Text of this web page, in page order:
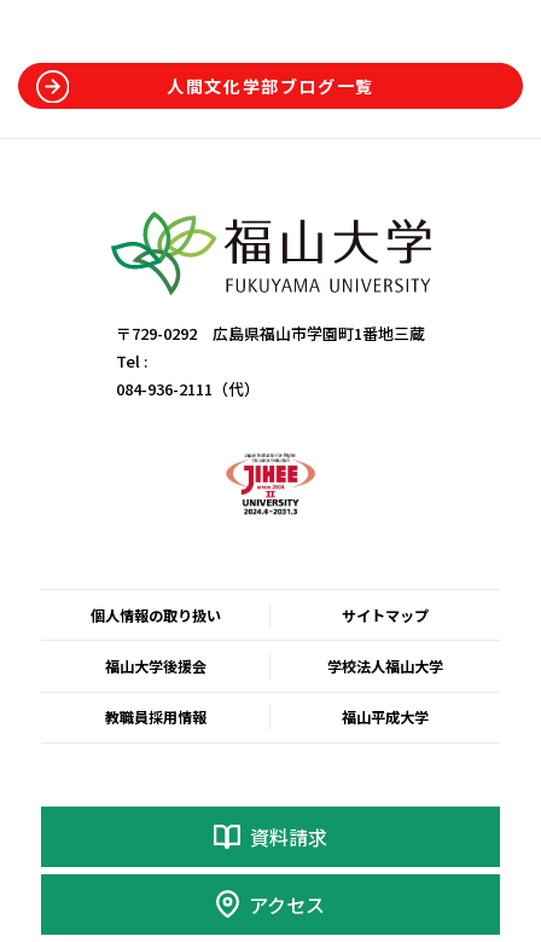
人間文化学部ブログ一覧
〒729-0292 広島県福山市学園町1番地三蔵
Tel :
084-936-2111（代）
個人情報の取り扱い サイトマップ
福山大学後援会 学校法人福山大学
教職員採用情報 福山平成大学
資料請求
アクセス